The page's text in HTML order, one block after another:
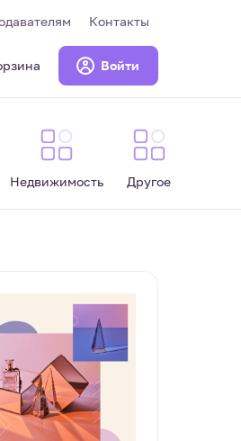
Контакты
Войти
Недвижимость Другое